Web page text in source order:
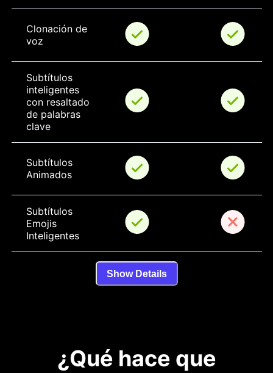
Clonación de
voz
Subtítulos
inteligentes
con resaltado
de palabras
clave
Subtítulos
Animados
Subtítulos
Emojis
Inteligentes
Show Details
¿Qué hace que